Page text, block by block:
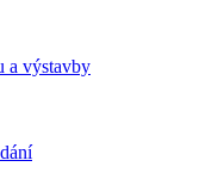
a výstavby